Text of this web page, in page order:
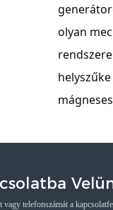
olyan
vagy telefonszámát a